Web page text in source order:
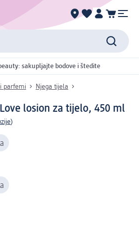
sakupljajte bodove i štedite
parfemi
Njega tijela
losion za tijelo, 450 ml
)